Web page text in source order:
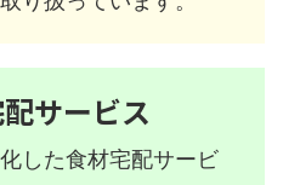
サービス
した食材宅配サービ